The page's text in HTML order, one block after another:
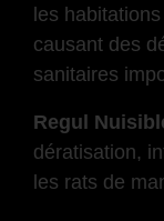
les
causant des
sanitaires
Regul
dératisation,
les rats de